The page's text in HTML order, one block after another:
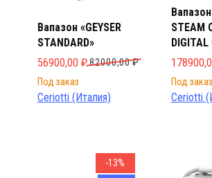
Вапазон «GEYSER
STANDARD»
82000,00₽
Первоначальная цена составляла
56900,00 ₽
Текущая цена: 56900,00 ₽.
Под заказ
Ceriotti (Италия)
STEAM
DIGITAL
Текущая
Под заказ
Ceriotti
-13%